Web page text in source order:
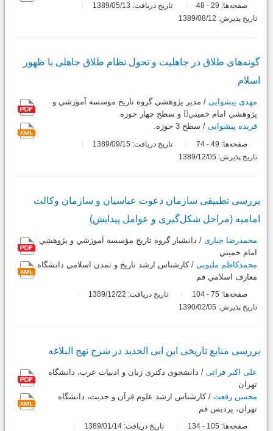
صفحه‌ها: 29
-
تاریخ دریافت: 1389/05/13
تاریخ پذیرش: 1389/08/12
گونه‌های طلاق در جاهلیت و تحول نظام طلاق جاهلی با ظهور
اسلام
مهدی پیشوایی / مدير پژوهشي گروه تاريخ موسسه آموزشي و
پژوهشي امام خميني و سطح چهار حوزه
فریده پیشوایی / سطح 3 حوزه.
صفحه‌ها: 49
-
تاریخ دریافت: 1389/09/15
تاریخ پذیرش: 1389/12/05
بررسی تطبیقی سازمان دعوت عباسیان و سازمان وکالت
امامیه (مراحل شکل‌گیری و عوامل پیدایش)
محمدرضا جباری / دانشيار گروه تاريخ مؤسسه آموزشي و پژوهشي
امام خميني
محمدکاظم ملبوبی / كارشناس ارشد تاريخ و تمدن اسلامي دانشگاه
معارف اسلامي قم
صفحه‌ها: 75
-
تاریخ دریافت: 1389/12/22
تاریخ پذیرش: 1390/02/05
بررسی منابع تاریخی ابن ابی‏ الحدید در شرح نهج البلاغه
علی اکبر فراتی / دانشجوی دکتری زبان و ادبیات عرب، دانشگاه
تهران
محسن رفعت / کارشناس ارشد علوم قرآن و حدیث، دانشگاه
تهران، پردیس قم
صفحه‌ها: 105
- تاریخ دریافت: 1389/01/14